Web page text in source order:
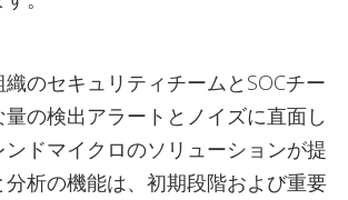
のセキュリティチームとSOCチー
の検出アラートとノイズに直面し
ドマイクロのソリューションが提
析の機能は、初期段階および重要